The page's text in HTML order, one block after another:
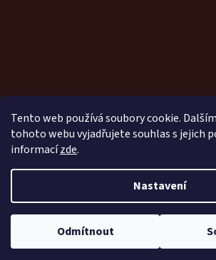
Tento web používá soubory cookie.
tohoto webu vyjadřujete souhlas s jejich
informacízde.
Nastavení
Odmítnout
Nastavil tým EshopyUmíme.cz
Copyright 2026Kožešiny Kubín .